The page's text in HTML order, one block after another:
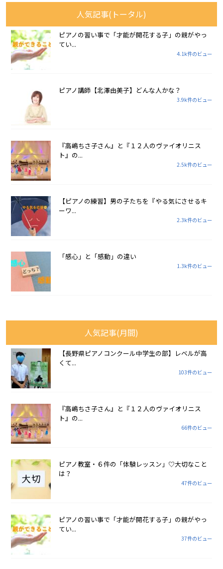
人気記事(トータル)
ピアノの習い事で「才能が開花する子」の親がやっ
てい...
4.1k件のビュー
ピアノ講師【北澤由美子】どんな人かな？
3.9k件のビュー
『高嶋ちさ子さん』と『１２人のヴァイオリニス
ト』の...
2.5k件のビュー
【ピアノの練習】男の子たちを『やる気にさせるキ
ーワ...
2.3k件のビュー
「感心」と「感動」の違い
1.3k件のビュー
人気記事(月間)
【長野県ピアノコンクール中学生の部】レベルが高
くて...
103件のビュー
『高嶋ちさ子さん』と『１２人のヴァイオリニス
ト』の...
66件のビュー
ピアノ教室・６件の「体験レッスン」♡大切なこと
は？
47件のビュー
ピアノの習い事で「才能が開花する子」の親がやっ
てい...
37件のビュー